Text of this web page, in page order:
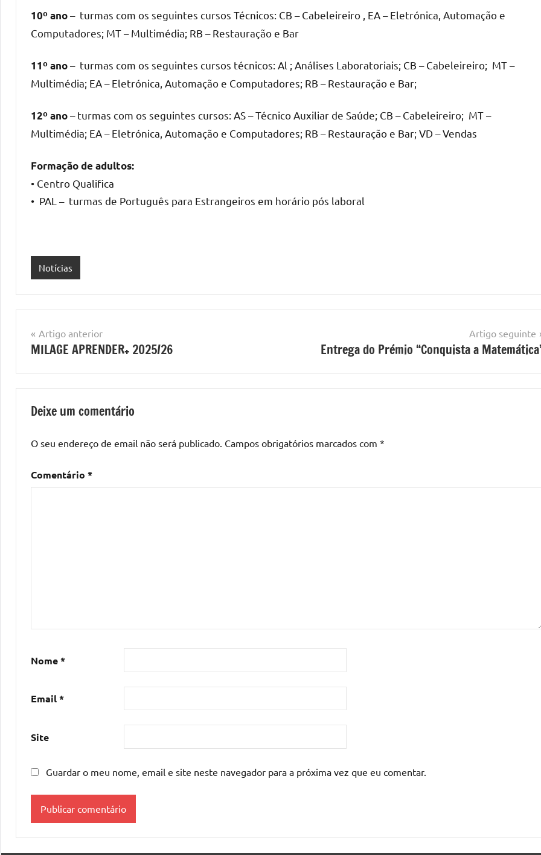
10º ano– turmas com os seguintes cursos Técnicos: CB – Cabeleireiro , EA – Eletrónica, Automação e
Computadores; MT – Multimédia; RB – Restauração e Bar
11º ano– turmas com os seguintes cursos técnicos: Al ; Análises Laboratoriais; CB – Cabeleireiro; MT –
Multimédia; EA – Eletrónica, Automação e Computadores; RB – Restauração e Bar;
12º ano– turmas com os seguintes cursos: AS – Técnico Auxiliar de Saúde; CB – Cabeleireiro; MT –
Multimédia; EA – Eletrónica, Automação e Computadores; RB – Restauração e Bar; VD – Vendas
Formação de adultos:
• Centro Qualifica
• PAL – turmas de Português para Estrangeiros em horário pós laboral
Notícias
Navegação
de
artigos
Artigo anterior
MILAGE APRENDER+ 2025/26
Artigo seguinte
Entrega do Prémio “Conquista a
Deixe um comentário
O seu endereço de email não será publicado. Campos obrigatórios marcados com *
Comentário *
Nome*
Email*
Site
Guardar o meu nome, email e site neste navegador para a próxima vez que eu comentar.